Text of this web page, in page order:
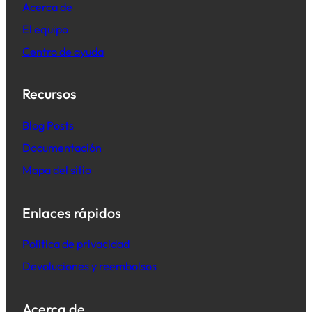
Acerca de
El equipo
Centro de ayuda
Recursos
Blog Posts
Documentación
Mapa del sitio
Enlaces rápidos
Política de privacidad
Devoluciones y reembolsos